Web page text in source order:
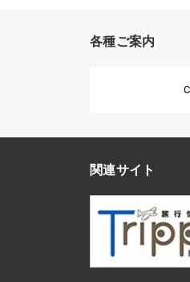
各種ご案内
関連サイト